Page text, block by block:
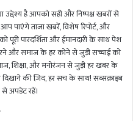
है आपको सही और निष्पक्ष खबरों से
पाएंगे ताजा खबरें, विशेष रिपोर्ट, और
पूरी पारदर्शिता और ईमानदारी के साथ पेश
और समाज के हर कोने से जुड़ी सच्चाई को
शिक्षा, और मनोरंजन से जुड़ी हर खबर के
की ज़िद, हर सच के साथ! सब्सक्राइब
अपडेट रहें।